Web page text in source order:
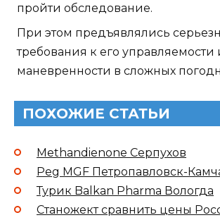
пройти обследование.
При этом предъявлялись
требования к его управляемости
маневренности в сложных
ПОХОЖИЕ СТАТЬИ
Methandienone Серпухов
Peg MGF Петропавловск-
Турик Balkan Pharma Вологда
Станожект сравнить цены